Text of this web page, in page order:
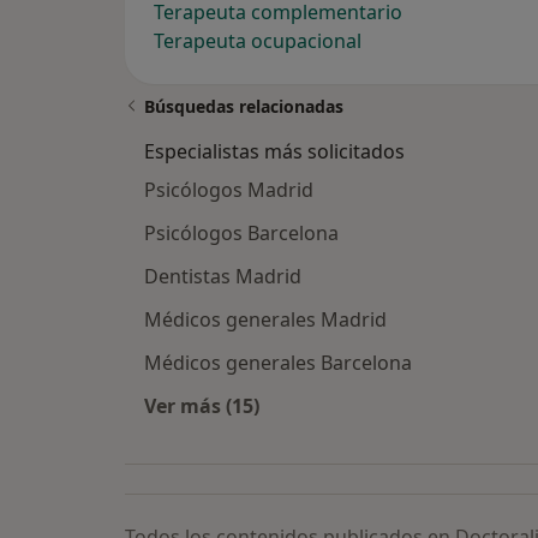
Terapeuta complementario
Terapeuta ocupacional
Búsquedas relacionadas
Especialistas más solicitados
Psicólogos Madrid
Psicólogos Barcelona
Dentistas Madrid
Médicos generales Madrid
Médicos generales Barcelona
Ver más (15)